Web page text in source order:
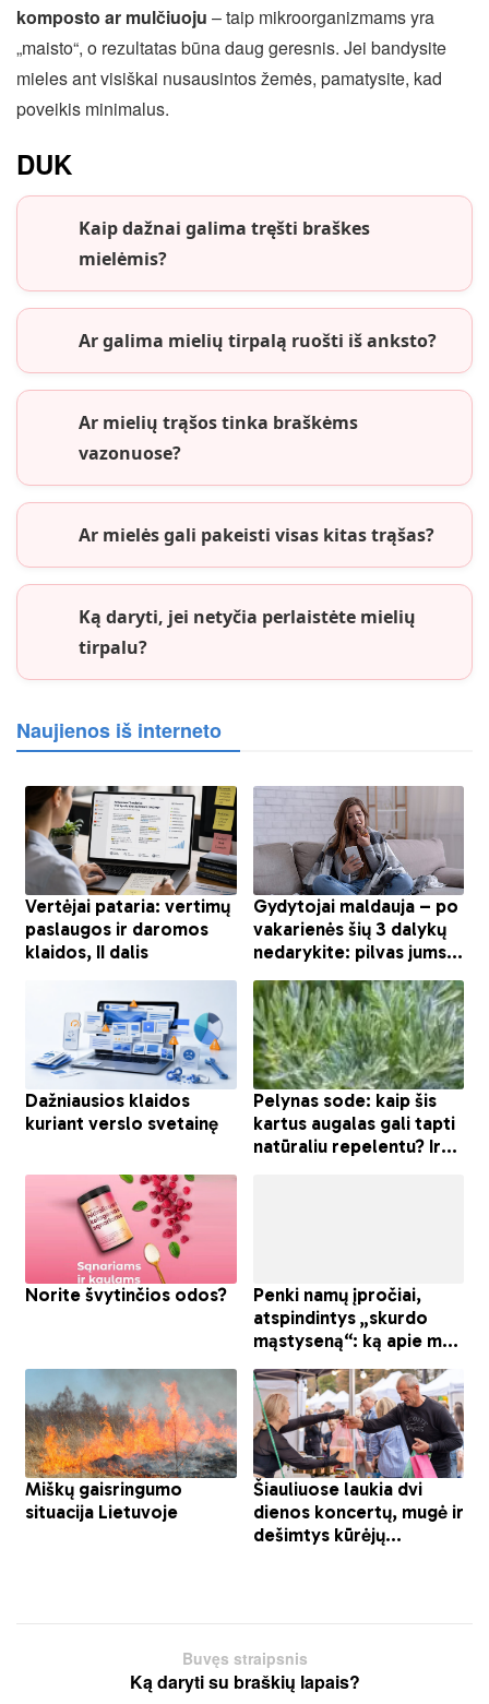
komposto ar mulčiuoju – taip mikroorganizmams yra
„maisto“, o rezultatas būna daug geresnis. Jei bandysite
mieles ant visiškai nusausintos žemės, pamatysite, kad
poveikis minimalus.
DUK
Kaip dažnai galima tręšti braškes
mielėmis?
Ar galima mielių tirpalą ruošti iš anksto?
Ar mielių trąšos tinka braškėms
vazonuose?
Ar mielės gali pakeisti visas kitas trąšas?
Ką daryti, jei netyčia perlaistėte mielių
tirpalu?
Naujienos iš interneto
Buvęs straipsnis
Ką daryti su braškių lapais?